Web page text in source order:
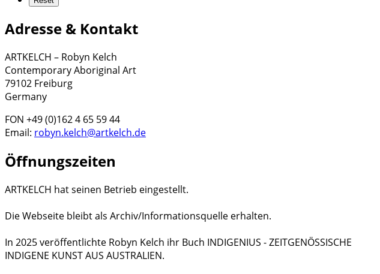
Adresse & Kontakt
ARTKELCH – Robyn Kelch
Contemporary Aboriginal Art
79102 Freiburg
Germany
FON +49 (0)162 4 65 59 44
Email: robyn.kelch@artkelch.de
Öffnungszeiten
ARTKELCH hat seinen Betrieb eingestellt.
Die Webseite bleibt als Archiv/Informationsquelle erhalten.
In 2025 veröffentlichte Robyn Kelch ihr Buch INDIGENIUS - ZEITGENÖSSISCHE
INDIGENE KUNST AUS AUSTRALIEN.